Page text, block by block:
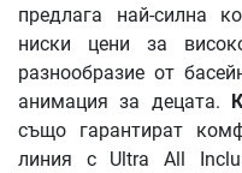
предлага най-силна
ниски цени за
разнообразие от
анимация за децата.
също гарантират
линия с Ultra All